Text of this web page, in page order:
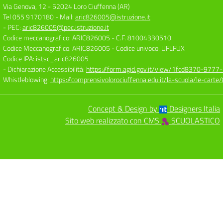
Via Genova, 12 -52024 Loro Ciuffenna (AR)
Tel 055 9170180- Mail:aric826005@istruzione.it
- PEC:aric826005@pec.istruzione.it
Codice meccanografico: ARIC826005 - C.F. 81004330510
Codice Meccanografico: ARIC826005 - Codice univoco: UFLFUX
Codice IPA: istsc_aric826005
- Dichiarazione Accessibilità: https://form.agid.gov.it/view/1fcd8370-
Whistleblowing: https://comprensivolorociuffenna.edu.it/la-scuola/le-
Concept & Design by
Designers Italia
Sito web realizzato con CMS
SCUOLASTICO